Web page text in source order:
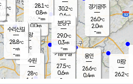
과천
26.2℃
0.0m/s
- mm
용인
26.6℃
0.4m/s
경기광주
26.0℃
2.0m/s
-mm
마장
26.2℃
의왕
- ℃
m/s
mm
℃
m/s
-mm
30.2℃
0.6m/s
-mm
28.1℃
0.8m/s
-mm
기흥구갈
27.5℃
0.6m/s
-
수리산길
28.8℃
-m/s
-mm
분당구
29.0℃
0.3m/s
-mm
수원
28℃
1.4 m/s